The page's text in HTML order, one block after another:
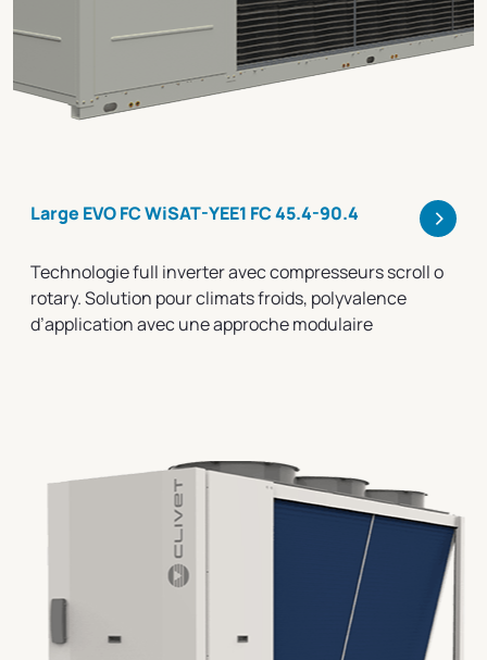
Large EVO FC WiSAT-YEE1 FC 45.4-90.4 >
Technologie full inverter avec compresseurs scroll o
rotary. Solution pour climats froids, polyvalence
d’application avec une approche modulaire